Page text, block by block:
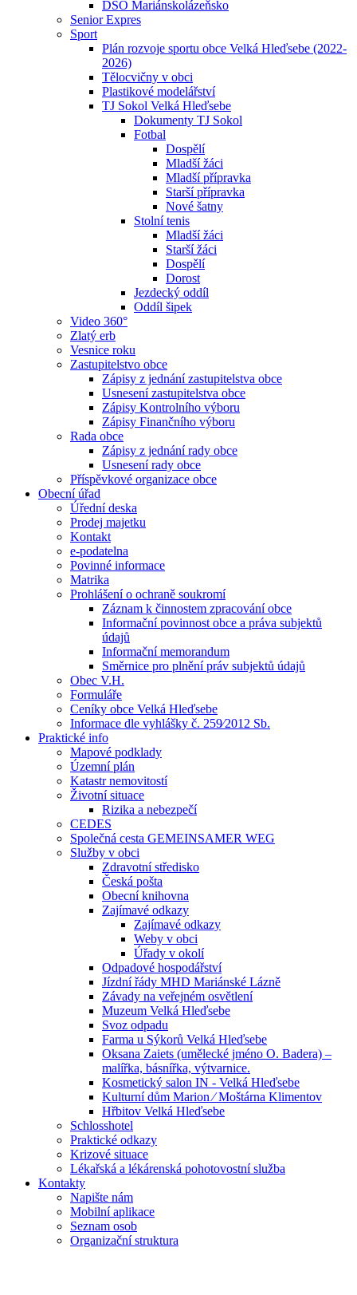
DSO Mariánskolázeňsko
Senior Expres
Sport
Plán rozvoje sportu obce Velká Hleďsebe (2022-
2026)
Tělocvičny v obci
Plastikové modelářství
TJ Sokol Velká Hleďsebe
Dokumenty TJ Sokol
Fotbal
Dospělí
Mladší žáci
Mladší přípravka
Starší přípravka
Nové šatny
Stolní tenis
Mladší žáci
Starší žáci
Dospělí
Dorost
Jezdecký oddíl
Oddíl šipek
Video 360°
Zlatý erb
Vesnice roku
Zastupitelstvo obce
Zápisy z jednání zastupitelstva obce
Usnesení zastupitelstva obce
Zápisy Kontrolního výboru
Zápisy Finančního výboru
Rada obce
Zápisy z jednání rady obce
Usnesení rady obce
Příspěvkové organizace obce
Obecní úřad
Úřední deska
Prodej majetku
Kontakt
e-podatelna
Povinné informace
Matrika
Prohlášení o ochraně soukromí
Záznam k činnostem zpracování obce
Informační povinnost obce a práva subjektů
údajů
Informační memorandum
Směrnice pro plnění práv subjektů údajů
Obec V.H.
Formuláře
Ceníky obce Velká Hleďsebe
Informace dle vyhlášky č. 259⁄2012 Sb.
Praktické info
Mapové podklady
Územní plán
Katastr nemovitostí
Životní situace
Rizika a nebezpečí
CEDES
Společná cesta GEMEINSAMER WEG
Služby v obci
Zdravotní středisko
Česká pošta
Obecní knihovna
Zajímavé odkazy
Zajímavé odkazy
Weby v obci
Úřady v okolí
Odpadové hospodářství
Jízdní řády MHD Mariánské Lázně
Závady na veřejném osvětlení
Muzeum Velká Hleďsebe
Svoz odpadu
Farma u Sýkorů Velká Hleďsebe
Oksana Zaiets (umělecké jméno O. Badera) –
malířka, básnířka, výtvarnice.
Kosmetický salon IN - Velká Hleďsebe
Kulturní dům Marion ⁄ Moštárna Klimentov
Hřbitov Velká Hleďsebe
Schlosshotel
Praktické odkazy
Krizové situace
Lékařská a lékárenská pohotovostní služba
Kontakty
Napište nám
Mobilní aplikace
Seznam osob
Organizační struktura